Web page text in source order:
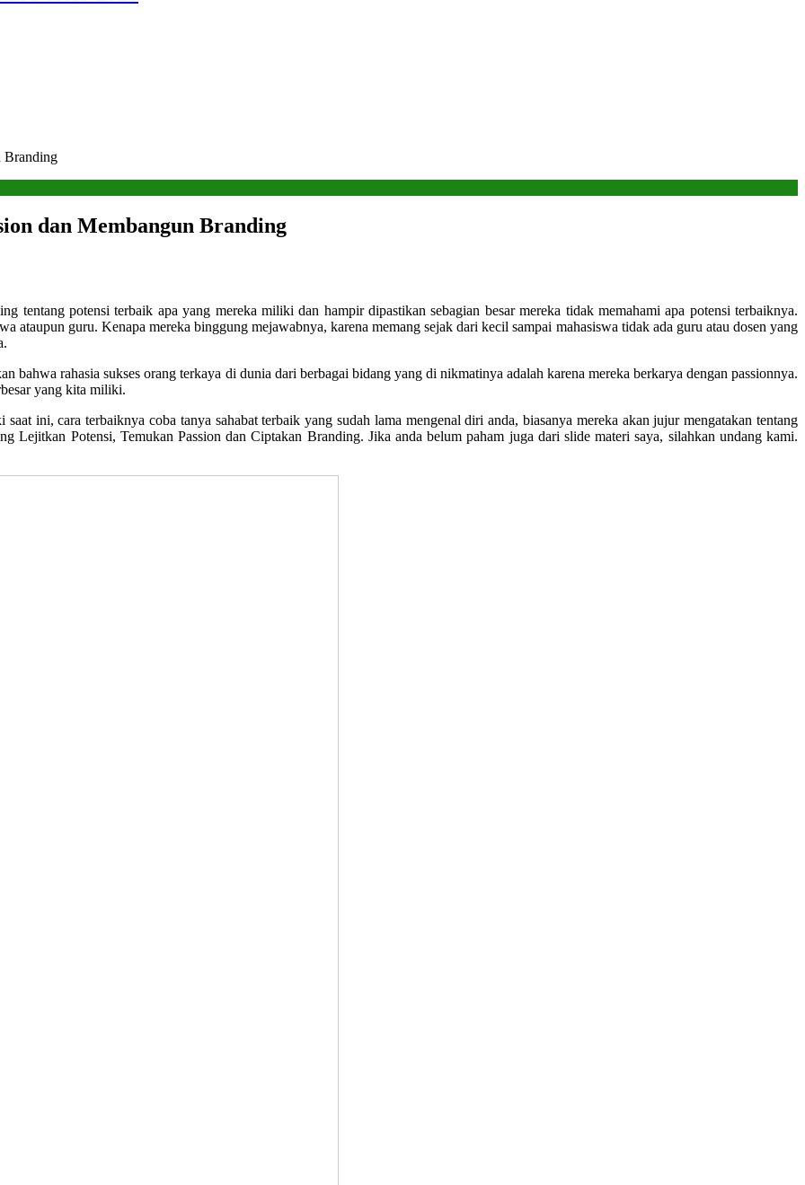
Branding
dan Membangun Branding
tentang potensi terbaik apa yang mereka miliki dan hampir dipastikan sebagian besar mereka tidak memahami apa potensi terbaiknya.
ataupun guru. Kenapa mereka binggung mejawabnya, karena memang sejak dari kecil sampai mahasiswa tidak ada guru atau dosen yang
bahwa rahasia sukses orang terkaya di dunia dari berbagai bidang yang di nikmatinya adalah karena mereka berkarya dengan passionnya.
yang kita miliki.
ini, cara terbaiknya coba tanya sahabat terbaik yang sudah lama mengenal diri anda, biasanya mereka akan jujur mengatakan tentang
Lejitkan Potensi, Temukan Passion dan Ciptakan Branding. Jika anda belum paham juga dari slide materi saya, silahkan undang kami.